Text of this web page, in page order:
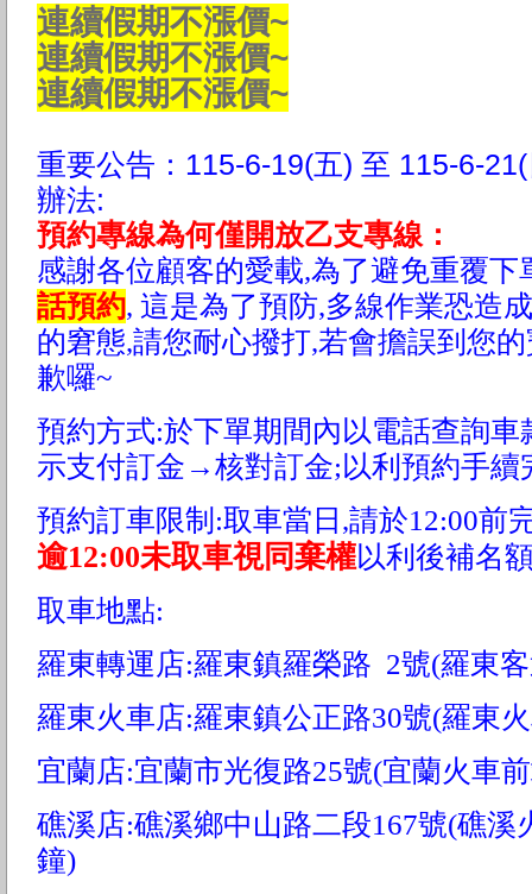
連續假期不漲價~
連續假期不漲價~
連續假期不漲價~
重要公告： 115-6-19(五) 至 115-6-
辦法:
預約專線為何僅開放乙支專線：
感謝各位顧客的愛載,為了避免重覆下
話預約, 這是為了預防,多線作業恐造
的窘態,請您耐心撥打,若會擔誤到您
歉囉~
預約方式:於下單期間內以電話查詢
示支付訂金→核對訂金;以利預約手續
預約訂車限制:取車當日,請於12:00前
逾12:00未取車視同棄權以利後補名
取車地點:
羅東轉運店:羅東鎮羅榮路 2號(羅東
羅東火車店:羅東鎮公正路30號(羅東
宜蘭店:宜蘭市光復路25號(宜蘭火車
礁溪店:礁溪鄉中山路二段167號(礁溪
鐘)